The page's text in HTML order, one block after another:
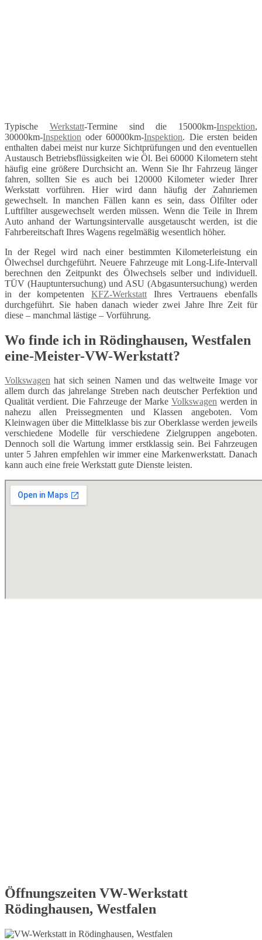
Typische Werkstatt-Termine sind die 15000km-Inspektion,
30000km-Inspektion oder 60000km-Inspektion. Die ersten beiden
enthalten dabei meist nur kurze Sichtprüfungen und den eventuellen
Austausch Betriebsflüssigkeiten wie Öl. Bei 60000 Kilometern steht
häufig eine größere Durchsicht an. Wenn Sie Ihr Fahrzeug länger
fahren, sollten Sie es auch bei 120000 Kilometer wieder Ihrer
Werkstatt vorführen. Hier wird dann häufig der Zahnriemen
gewechselt. In manchen Fällen kann es sein, dass Ölfilter oder
Luftfilter ausgewechselt werden müssen. Wenn die Teile in Ihrem
Auto anhand der Wartungsintervalle ausgetauscht werden, ist die
Fahrbereitschaft Ihres Wagens regelmäßig wesentlich höher.
In der Regel wird nach einer bestimmten Kilometerleistung ein
Ölwechsel durchgeführt. Neuere Fahrzeuge mit Long-Life-Intervall
berechnen den Zeitpunkt des Ölwechsels selber und individuell.
TÜV (Hauptuntersuchung) und ASU (Abgasuntersuchung) werden
in der kompetenten KFZ-Werkstatt Ihres Vertrauens ebenfalls
durchgeführt. Sie haben danach wieder zwei Jahre Ihre Zeit für
diese – manchmal lästige – Vorführung.
Wo finde ich in Rödinghausen, Westfalen
eine-Meister-VW-Werkstatt?
Volkswagen hat sich seinen Namen und das weltweite Image vor
allem durch das jahrelange Streben nach deutscher Perfektion und
Qualität verdient. Die Fahrzeuge der Marke Volkswagen werden in
nahezu allen Preissegmenten und Klassen angeboten. Vom
Kleinwagen über die Mittelklasse bis zur Oberklasse werden jeweils
verschiedene Modelle für verschiedene Zielgruppen angeboten.
Dennoch soll die Wartung immer erstklassig sein. Bei Fahrzeugen
unter 5 Jahren empfehlen wir immer eine Markenwerkstatt. Danach
kann auch eine freie Werkstatt gute Dienste leisten.
Öffnungszeiten VW-Werkstatt
Rödinghausen, Westfalen